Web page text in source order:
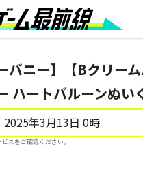
バニー】【Bクリー
ハートバルーンぬい
2025年3月13日 0時
スをご確認ください。